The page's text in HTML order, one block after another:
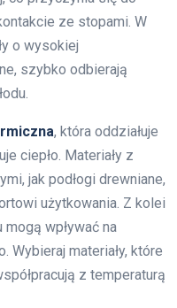
ze stopami. W
o wysokiej
szybko odbierają
, która oddziałuje
ciepło. Materiały z
jak podłogi drewniane,
użytkowania. Z kolei
wpływać na
Wybieraj materiały, które
z temperaturą